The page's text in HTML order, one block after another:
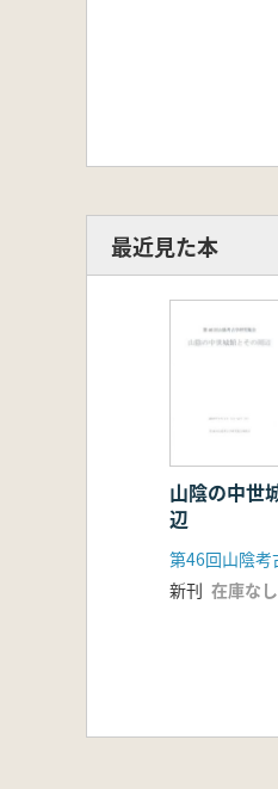
最近見た本
山陰の中世
辺
新刊 在庫なし